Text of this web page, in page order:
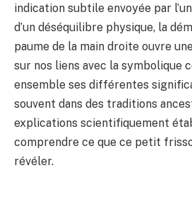
indication subtile envoyée par
d’un déséquilibre physique, la
paume de la main droite ouvre
sur nos liens avec la symbolique
ensemble ses différentes
souvent dans des traditions
explications scientifiquement
comprendre ce que ce petit
révéler.